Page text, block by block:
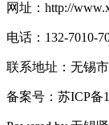
网址：http://
电话：132-7010-
联系地址：无锡
备案号：苏ICP备